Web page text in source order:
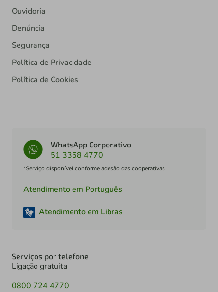
Ouvidoria
Denúncia
Segurança
Política de Privacidade
Política de Cookies
WhatsApp Corporativo
51 3358 4770
*Serviço disponível conforme adesão das cooperativas
Atendimento em Português
Atendimento em Libras
Serviços por telefone
Ligação gratuita
0800 724 4770